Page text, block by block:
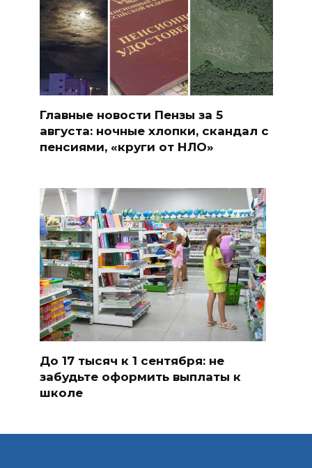
Главные новости Пензы за 5
августа: ночные хлопки, скандал с
пенсиями, «круги от НЛО»
До 17 тысяч к 1 сентября: не
забудьте оформить выплаты к
школе